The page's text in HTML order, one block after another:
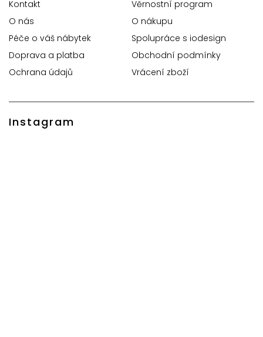
Kontakt
Věrnostní program
O nás
O nákupu
Péče o váš nábytek
Spolupráce s iodesign
Doprava a platba
Obchodní podmínky
Ochrana údajů
Vrácení zboží
Instagram